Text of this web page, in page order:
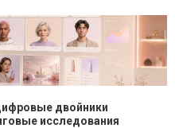
двойники
исследования